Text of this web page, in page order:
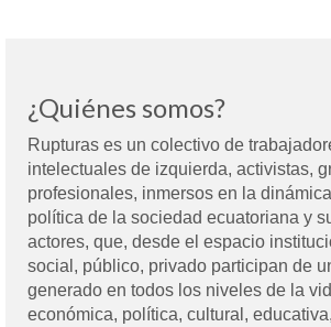
¿Quiénes somos?
Rupturas es un colectivo de
intelectuales de izquierda, activistas,
profesionales, inmersos en la
política de la sociedad ecuatoriana y
actores, que, desde el espacio
social, público, privado participan de
generado en todos los niveles de la
económica, política, cultural,